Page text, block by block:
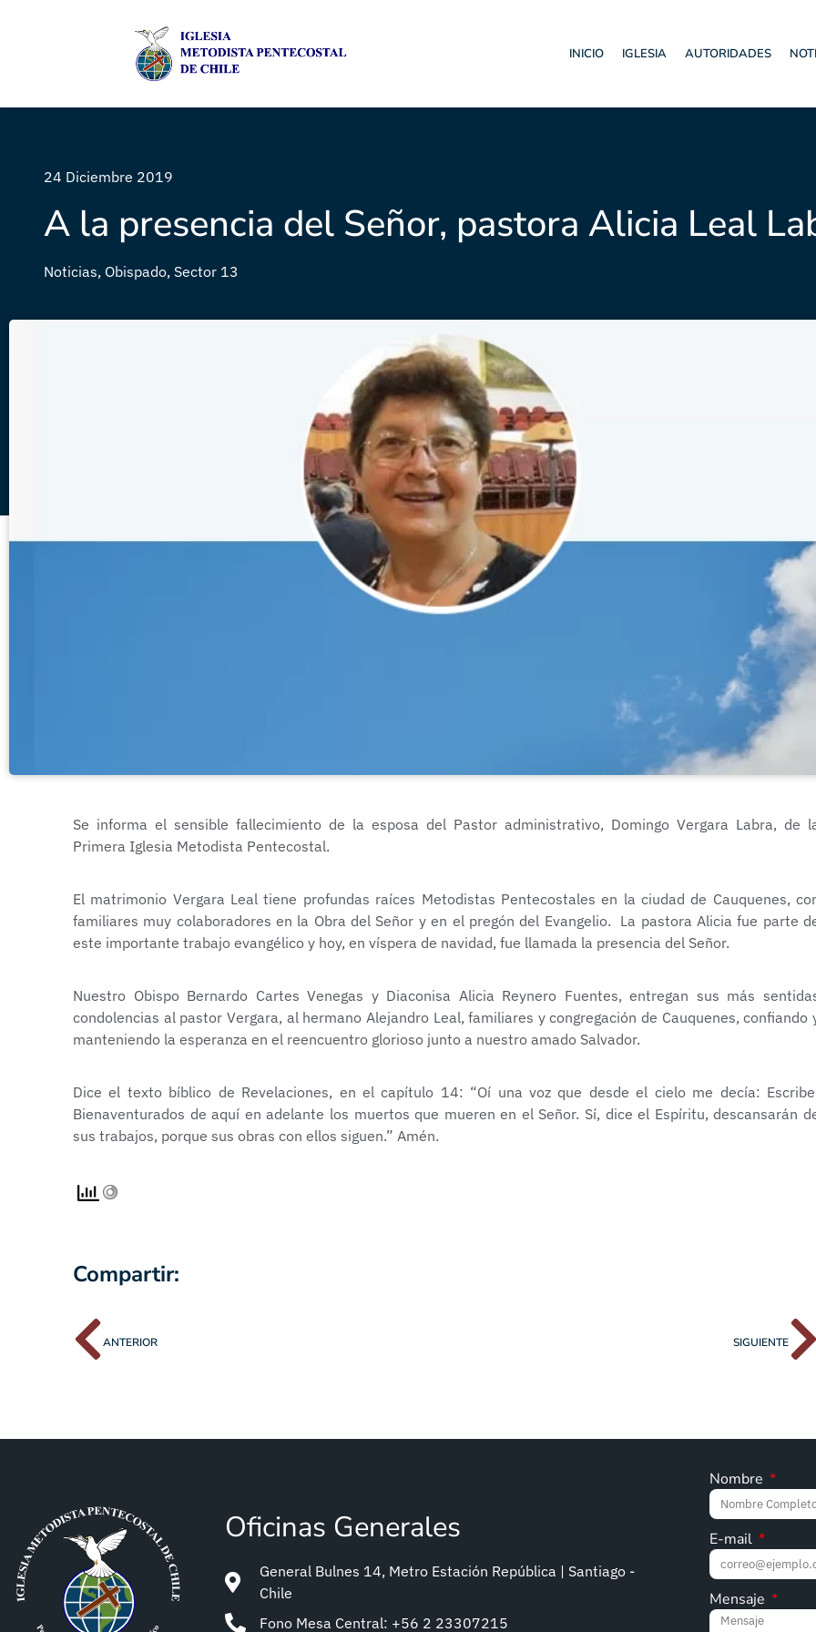
INICIO IGLESIA AUTORIDADES
24 Diciembre 2019
A la presencia del Señor, pastora Alicia Leal
Noticias, Obispado, Sector 13
Se informa el sensible fallecimiento de la esposa del Pastor administrativo, Domingo Vergara Labra, de
Primera Iglesia Metodista Pentecostal.
El matrimonio Vergara Leal tiene profundas raíces Metodistas Pentecostales en la ciudad de Cauquenes,
familiares muy colaboradores en la Obra del Señor y en el pregón del Evangelio. La pastora Alicia fue parte
este importante trabajo evangélico y hoy, en víspera de navidad, fue llamada la presencia del Señor.
Nuestro Obispo Bernardo Cartes Venegas y Diaconisa Alicia Reynero Fuentes, entregan sus más
condolencias al pastor Vergara, al hermano Alejandro Leal, familiares y congregación de Cauquenes, confiando
manteniendo la esperanza en el reencuentro glorioso junto a nuestro amado Salvador.
Dice el texto bíblico de Revelaciones, en el capítulo 14: “Oí una voz que desde el cielo me decía:
Bienaventurados de aquí en adelante los muertos que mueren en el Señor. Sí, dice el Espíritu, descansarán
sus trabajos, porque sus obras con ellos siguen.” Amén.
Compartir:
ANTERIOR SIGUIENTE
Oficinas Generales
General Bulnes 14, Metro Estación República | Santiago -
Chile
Fono Mesa Central: +56 2 23307215
Nombre
E-mail
Mensaje